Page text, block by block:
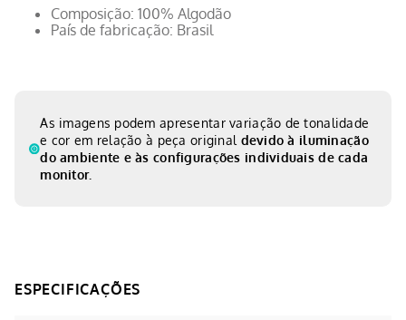
Composição: 100% Algodão
País de fabricação: Brasil
As imagens podem apresentar variação de tonalidade
e cor em relação à peça original devido à iluminação
do ambiente e às configurações individuais de cada
monitor.